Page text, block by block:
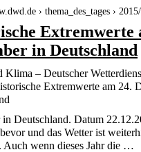
› thema_des_tages ›
Extremwerte
in Deutschland
Klima – Deutscher
Extremwerte am 24.
in Deutschland. Datum
und das Wetter ist
Auch wenn dieses Jahr die …